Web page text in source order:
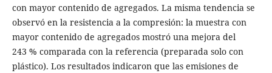
con mayor contenido de agregados. La misma tendencia se
observó en la resistencia a la compresión: la muestra con
mayor contenido de agregados mostró una mejora del
243 % comparada con la referencia (preparada solo con
plástico). Los resultados indicaron que las emisiones de